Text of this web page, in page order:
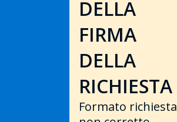
DELLA
FIRMA
DELLA
RICHIESTA
Formato richiesta